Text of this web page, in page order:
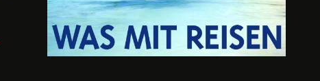
URLAUBSFRUST – IST REISEN
KAPUTT?
Philipp Laage „Travel is broken“ - Wege aus der
Urlaubsfalle
A3M –
Mit Krisen-